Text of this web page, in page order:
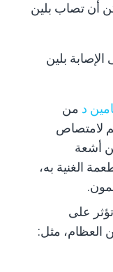
أن تصاب بلين
بلين
د من
لامتصاص
أشعة
الغنية به،
على
العظام، مثل: